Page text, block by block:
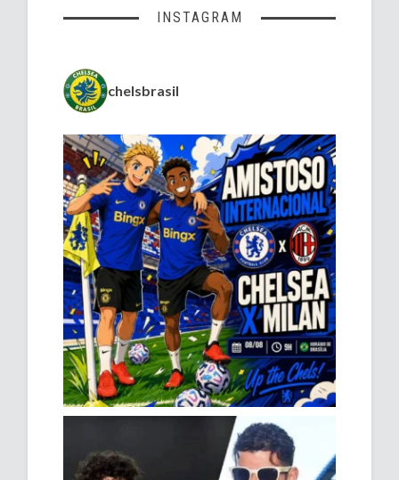
INSTAGRAM
chelsbrasil